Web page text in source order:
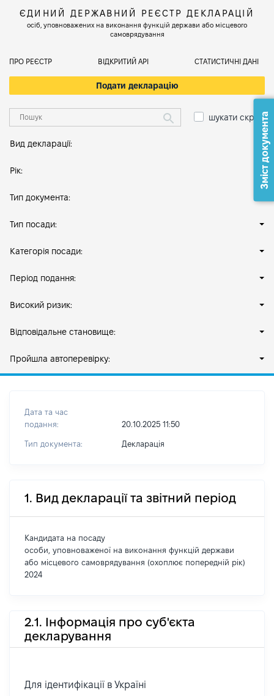
ЄДИНИЙ ДЕРЖАВНИЙ РЕЄСТР ДЕКЛАРАЦІЙ
осіб, уповноважених на виконання функцій держави або місцевого
самоврядування
ПРО РЕЄСТР ВІДКРИТИЙ АРІ СТАТИСТИЧНІ ДАНІ
Подати декларацію
шукати скрізь
Вид декларації:
Рік:
Тип документа:
Тип посади:
Категорія посади:
Період подання:
Високий ризик:
Відповідальне становище:
Пройшла автоперевірку:
Дата та час
подання:
20.10.2025 11:50
Тип документа: Декларація
1. Вид декларації та звітний період
Кандидата на посаду
особи, уповноваженої на виконання функцій держави
або місцевого самоврядування (охоплює попередній рік)
2024
2.1. Інформація про суб'єкта
декларування
Для ідентифікації в Україні
Зміст документа